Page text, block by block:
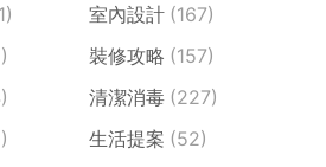
室內設計 (167)
裝修攻略 (157)
清潔消毒 (227)
生活提案 (52)